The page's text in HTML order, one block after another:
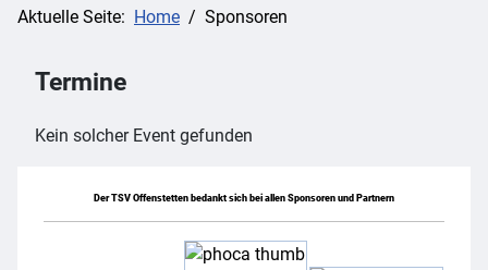
Aktuelle Seite: Home Sponsoren
Termine
Kein solcher Event gefunden
Der TSV Offenstetten bedankt sich bei allen Sponsoren und Partnern